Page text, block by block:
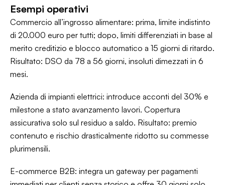
Esempi operativi
Commercio all’ingrosso alimentare: prima, limite indistinto
di 20.000 euro per tutti; dopo, limiti differenziati in base al
merito creditizio e blocco automatico a 15 giorni di ritardo.
Risultato: DSO da 78 a 56 giorni, insoluti dimezzati in 6
mesi.
Azienda di impianti elettrici: introduce acconti del 30% e
milestone a stato avanzamento lavori. Copertura
assicurativa solo sul residuo a saldo. Risultato: premio
contenuto e rischio drasticalmente ridotto su commesse
plurimensili.
E-commerce B2B: integra un gateway per pagamenti